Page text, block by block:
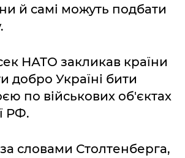
й самі можуть подбати
НАТО закликав країни
добро Україні бити
по військових об'єктах
РФ.
словами Столтенберга,